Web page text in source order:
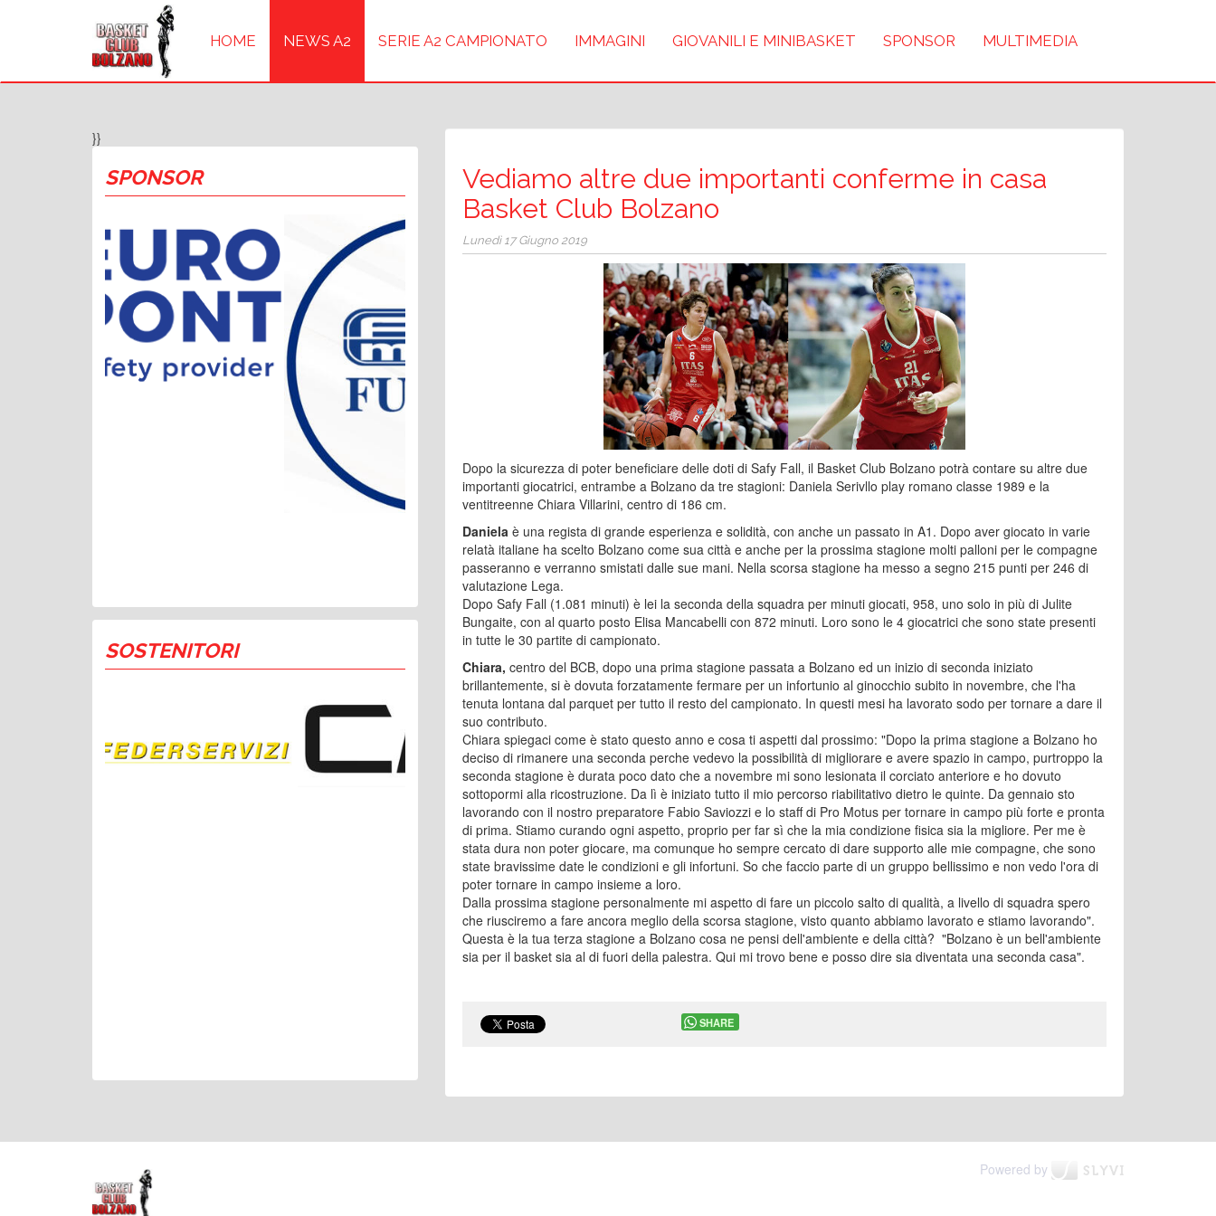
HOME NEWS A2 SERIE A2 CAMPIONATO IMMAGINI GIOVANILI E MINIBASKET SPONSOR MULTIMEDIA
}}
SPONSOR
SOSTENITORI
Vediamo altre due importanti conferme in casa
Basket Club Bolzano
Lunedì 17 Giugno 2019
Dopo la sicurezza di poter beneficiare delle doti di Safy Fall, il Basket Club Bolzano potrà contare su altre due
importanti giocatrici, entrambe a Bolzano da tre stagioni: Daniela Serivllo play romano classe 1989 e la
ventitreenne Chiara Villarini, centro di 186 cm.
Daniela è una regista di grande esperienza e solidità, con anche un passato in A1. Dopo aver giocato in varie
relatà italiane ha scelto Bolzano come sua città e anche per la prossima stagione molti palloni per le compagne
passeranno e verranno smistati dalle sue mani. Nella scorsa stagione ha messo a segno 215 punti per 246 di
valutazione Lega.
Dopo Safy Fall (1.081 minuti) è lei la seconda della squadra per minuti giocati, 958, uno solo in più di Julite
Bungaite, con al quarto posto Elisa Mancabelli con 872 minuti. Loro sono le 4 giocatrici che sono state presenti
in tutte le 30 partite di campionato.
Chiara, centro del BCB, dopo una prima stagione passata a Bolzano ed un inizio di seconda iniziato
brillantemente, si è dovuta forzatamente fermare per un infortunio al ginocchio subito in novembre, che l'ha
tenuta lontana dal parquet per tutto il resto del campionato. In questi mesi ha lavorato sodo per tornare a dare il
suo contributo.
Chiara spiegaci come è stato questo anno e cosa ti aspetti dal prossimo: "Dopo la prima stagione a Bolzano ho
deciso di rimanere una seconda perche vedevo la possibilità di migliorare e avere spazio in campo, purtroppo la
seconda stagione è durata poco dato che a novembre mi sono lesionata il corciato anteriore e ho dovuto
sottopormi alla ricostruzione. Da lì è iniziato tutto il mio percorso riabilitativo dietro le quinte. Da gennaio sto
lavorando con il nostro preparatore Fabio Saviozzi e lo staff di Pro Motus per tornare in campo più forte e pronta
di prima. Stiamo curando ogni aspetto, proprio per far sì che la mia condizione fisica sia la migliore. Per me è
stata dura non poter giocare, ma comunque ho sempre cercato di dare supporto alle mie compagne, che sono
state bravissime date le condizioni e gli infortuni. So che faccio parte di un gruppo bellissimo e non vedo l'ora di
poter tornare in campo insieme a loro.
Dalla prossima stagione personalmente mi aspetto di fare un piccolo salto di qualità, a livello di squadra spero
che riusciremo a fare ancora meglio della scorsa stagione, visto quanto abbiamo lavorato e stiamo lavorando".
Questa è la tua terza stagione a Bolzano cosa ne pensi dell'ambiente e della città? "Bolzano è un bell'ambiente
sia per il basket sia al di fuori della palestra. Qui mi trovo bene e posso dire sia diventata una seconda casa".
SHARE
Powered by